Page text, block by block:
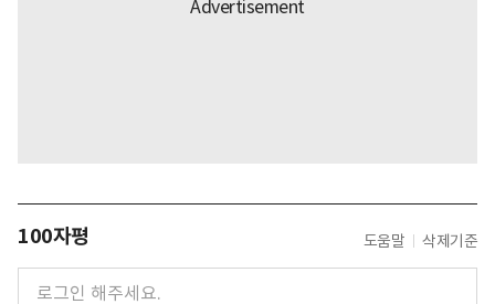
100자평 도움말 삭제기준